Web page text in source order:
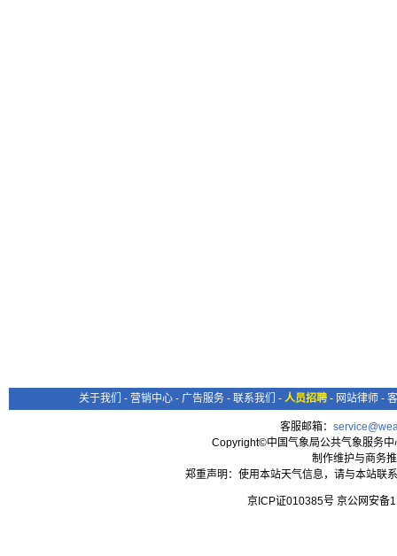
关于我们 - 营销中心 - 广告服务 - 联系我们 - 人员招聘 - 网站律师 -
客服邮箱：
Copyright©中国气象局公共气象服务
制作维护与商务
郑重声明：使用本站天气信息，请与本站联
京ICP证010385号 京公网安备